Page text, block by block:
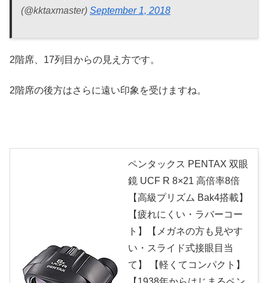
(@kktaxmaster) September 1, 2018
2階席、17列目からの見え方です。
2階席の後方はさらに遠い印象を受けますね。
ペンタックス PENTAX 双眼
鏡 UCF R 8×21 高倍率8倍
【高級プリズム Bak4搭載】
【疲れにくい・ラバーコー
ト】【メガネの方も見やす
い・スライド式接眼目当
て】 【軽くてコンパクト】